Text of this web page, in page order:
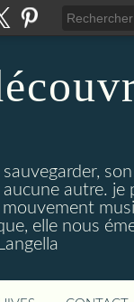
autre. je
elle nous